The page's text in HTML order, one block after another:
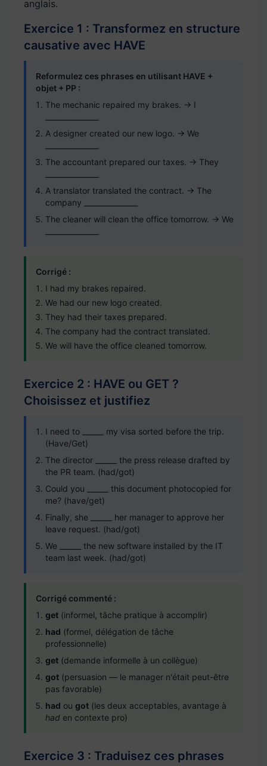
anglais.
Exercice 1 : Transformez en structure
causative avec HAVE
Reformulez ces phrases en utilisant HAVE +
objet + PP :
The mechanic repaired my brakes. → I
A designer created our new logo. → We
The accountant prepared our taxes. → They
A translator translated the contract. → The
company _______________
The cleaner will clean the office tomorrow. → We
Corrigé :
I had my brakes repaired.
We had our new logo created.
They had their taxes prepared.
The company had the contract translated.
We will have the office cleaned tomorrow.
Exercice 2 : HAVE ou GET ?
Choisissez et justifiez
I need to ______ my visa sorted before the trip.
(Have/Get)
The director ______ the press release drafted by
the PR team. (had/got)
Could you ______ this document photocopied for
me? (have/get)
Finally, she ______ her manager to approve her
leave request. (had/got)
We ______ the new software installed by the IT
team last week. (had/got)
Corrigé commenté :
get (informel, tâche pratique à accomplir)
had (formel, délégation de tâche
professionnelle)
get (demande informelle à un collègue)
got (persuasion — le manager n'était peut-être
pas favorable)
had ou got (les deux acceptables, avantage à
had en contexte pro)
Exercice 3 : Traduisez ces phrases